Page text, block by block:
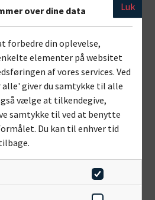
Luk
over dine data
forbedre din oplevelse,
elementer på websitet
af vores services. Ved
giver du samtykke til alle
vælge at tilkendegive,
samtykke til ved at benytte
Du kan til enhver tid